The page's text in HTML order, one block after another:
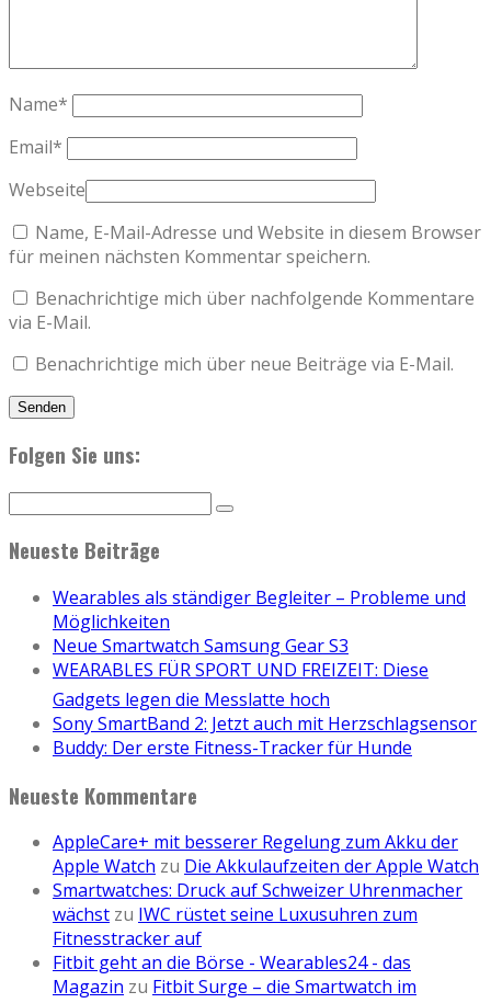
Name*
Email*
Webseite
Name, E-Mail-Adresse und Website in diesem Browser
für meinen nächsten Kommentar speichern.
Benachrichtige mich über nachfolgende Kommentare
via E-Mail.
Benachrichtige mich über neue Beiträge via E-Mail.
Folgen Sie uns:
Neueste Beiträge
Wearables als ständiger Begleiter – Probleme und
Möglichkeiten
Neue Smartwatch Samsung Gear S3
WEARABLES FÜR SPORT UND FREIZEIT: Diese
Gadgets legen die Messlatte hoch
Sony SmartBand 2: Jetzt auch mit Herzschlagsensor
Buddy: Der erste Fitness-Tracker für Hunde
Neueste Kommentare
AppleCare+ mit besserer Regelung zum Akku der
Apple Watch zu Die Akkulaufzeiten der Apple Watch
Smartwatches: Druck auf Schweizer Uhrenmacher
wächst zu IWC rüstet seine Luxusuhren zum
Fitnesstracker auf
Fitbit geht an die Börse - Wearables24 - das
Magazin zu Fitbit Surge – die Smartwatch im